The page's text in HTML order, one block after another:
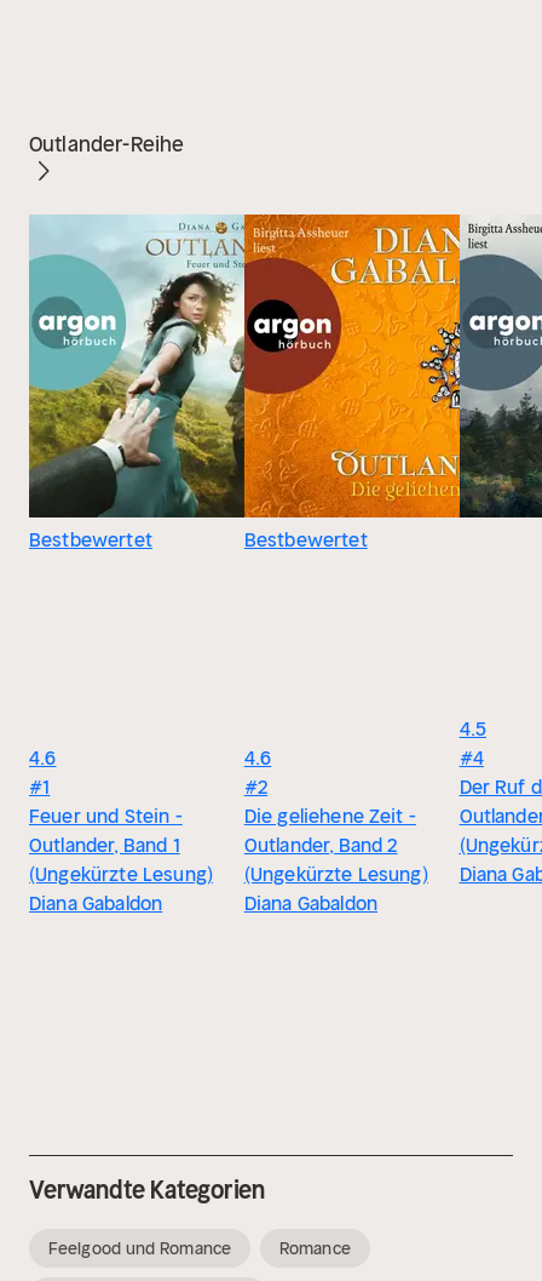
Outlander-Reihe
Bestbewertet
4.6
#1
Feuer und Stein -
Outlander, Band 1
(Ungekürzte Lesung)
Diana Gabaldon
Bestbewertet
4.6
#2
Die geliehene Zeit -
Outlander, Band 2
(Ungekürzte Lesung)
Diana Gabaldon
4.5
#4
Der Ruf
Diana
Verwandte Kategorien
Feelgood und Romance Romance